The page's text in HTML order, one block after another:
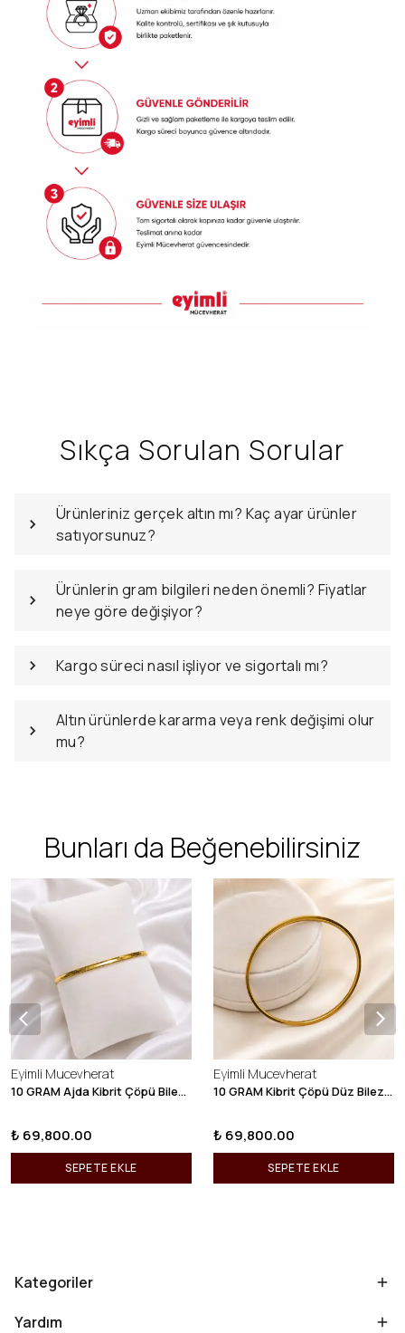
Sıkça Sorulan Sorular
Ürünleriniz gerçek altın mı? Kaç ayar ürünler
satıyorsunuz?
Ürünlerin gram bilgileri neden önemli? Fiyatlar
neye göre değişiyor?
Kargo süreci nasıl işliyor ve sigortalı mı?
Altın ürünlerde kararma veya renk değişimi olur
mu?
Bunları da Beğenebilirsiniz
Eyimli Mucevherat
10 GRAM Ajda Kibrit Çöpü Bilezik 22 Ayar 22BLZ003
₺ 69,800.00
Eyimli Mucevherat
10 GRAM Kibrit Çöpü Düz Bilezik 22 Ayar 22BLZ001
₺ 69,800.00
Kategoriler